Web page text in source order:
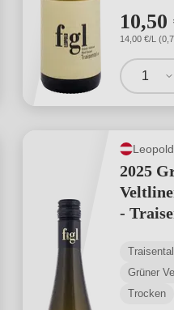
10,50
14,00 €/L
1
2025
-
Grüner
Trocken